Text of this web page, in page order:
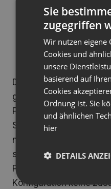
(oder bis zum 5.
Pool 3: 150
(oder bis zum 19.
Regulärer Preis: 60
Dieser Mechanismus
geölte
Poolerschöpfung
Spannungspunkt, der
motiviert, zu kaufen
steigt”. Das System
Prozess automatisch,
Konfiguration keine
Sie
zugegriffen
Wir nutzen eigene
Cookies und
unsere
basierend auf
Cookies
Ordnung ist. Sie
und ähnlichen
hier
DETAILS